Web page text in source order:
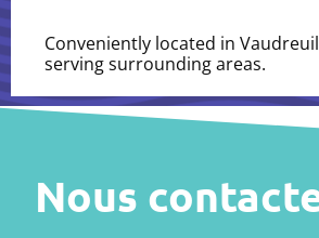
Conveniently located in
serving surrounding areas.
Nous